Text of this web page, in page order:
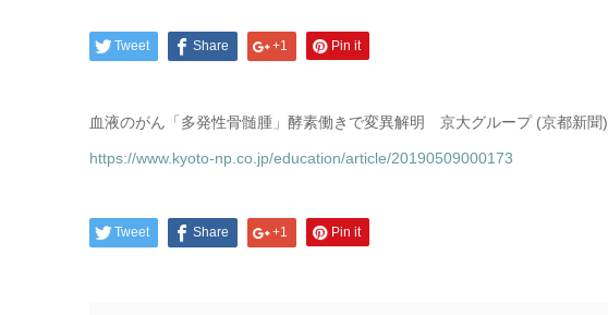
Tweet Share +1 Pin it
血液のがん「多発性骨髄腫」酵素働きで変異解明 京大グループ (京都新聞)
https://www.kyoto-np.co.jp/education/article/20190509000173
Tweet Share +1 Pin it